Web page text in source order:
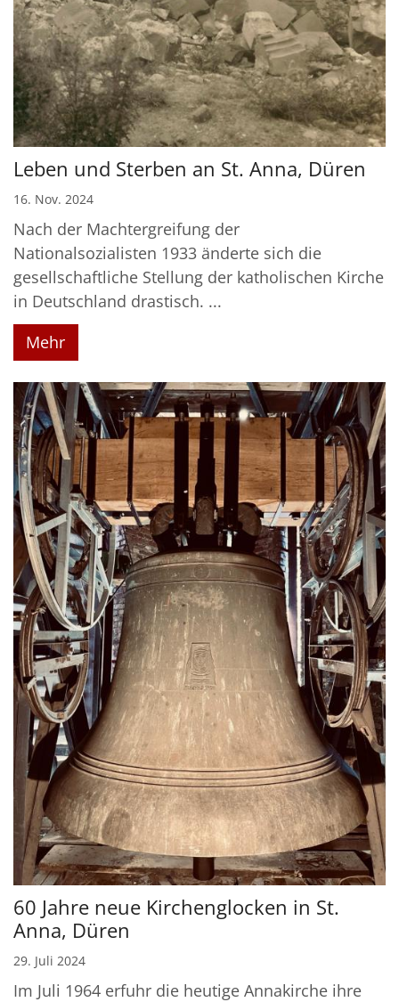
Leben und Sterben an St. Anna, Düren
16. Nov. 2024
Nach der Machtergreifung der
Nationalsozialisten 1933 änderte sich die
gesellschaftliche Stellung der katholischen Kirche
in Deutschland drastisch. ...
Mehr
60 Jahre neue Kirchenglocken in St.
Anna, Düren
29. Juli 2024
Im Juli 1964 erfuhr die heutige Annakirche ihre